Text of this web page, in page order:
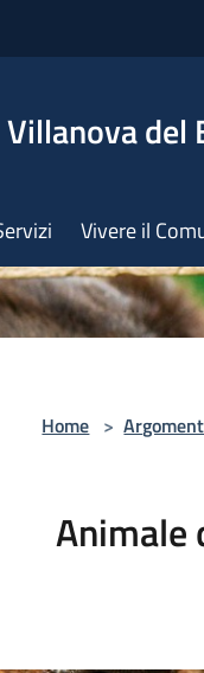
Villanova
Vivere il
Home >
Animale